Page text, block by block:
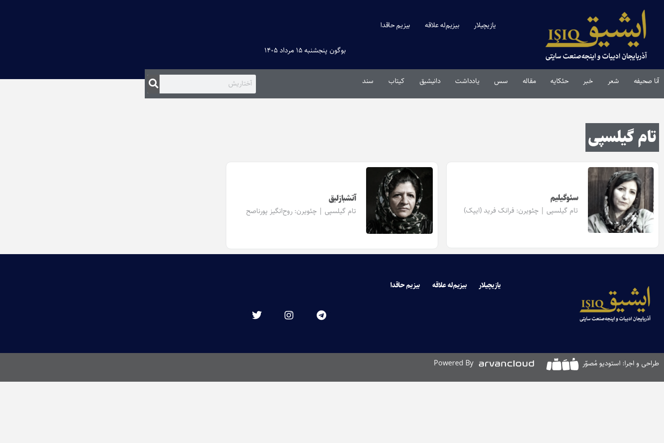
یازیچیلار بیزیم‌له علاقه بیزیم حاقدا
بوگون پنجشنبه ۱۵ مرداد ۱۴۰۵
آنا صحیفه شعر خبر حئکایه مقاله‌ سس یادداشت دانیشیق کیتاب سند
تام گیلسپی
سئوگیلیم
تام گیلسپی | چئویرن: فرانک فرید (ایپک)
آتشبازلیق
تام گیلسپی | چئویرن: روح‌انگیز پورناصح
یازیچیلار بیزیم‌له علاقه بیزیم حاقدا
طراحی و اجرا: استودیو مُصوّر Powered By